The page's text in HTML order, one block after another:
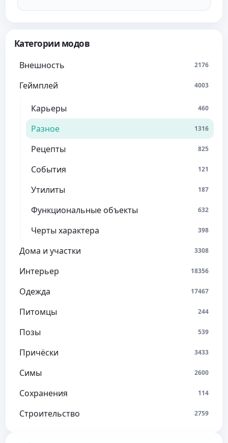
Категории модов
Внешность 2176
Геймплей 4003
Карьеры 460
Разное 1316
Рецепты 825
События 121
Утилиты 187
Функциональные объекты 632
Черты характера 398
Дома и участки 3308
Интерьер 18356
Одежда 17467
Питомцы 244
Позы 539
Причёски 3433
Симы 2600
Сохранения 114
Строительство 2759